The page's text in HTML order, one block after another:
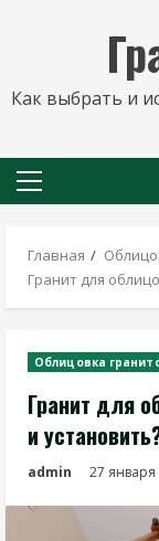
содержимому
Как выбрать и
Основное
Главная
Гранит для
Облицовка
Гранит для
и
admin 27 января